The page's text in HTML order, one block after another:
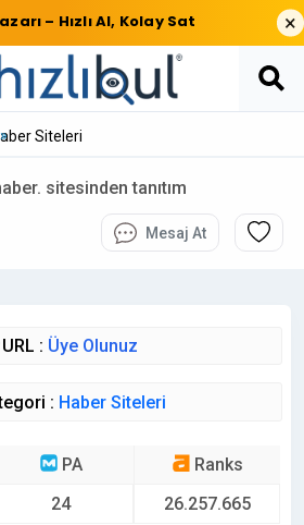
– Hızlı Al, Kolay Sat ×
Siteleri
sitesinden tanıtım
Mesaj At
URL : Üye Olunuz
: Haber Siteleri
PA
24
Ranks
26.257.665